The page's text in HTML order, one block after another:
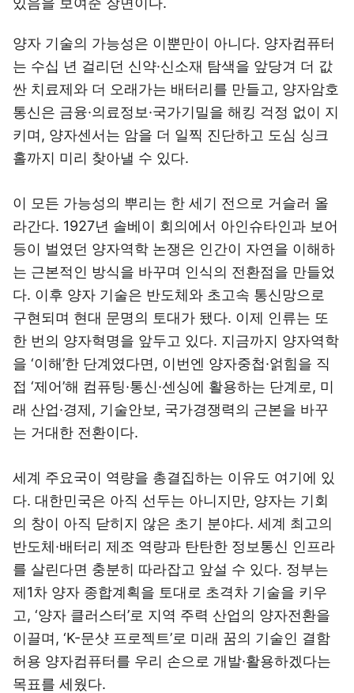
양자 기술의 가능성은 이뿐만이 아니다. 양자컴퓨터
는 수십 년 걸리던 신약·신소재 탐색을 앞당겨 더 값
싼 치료제와 더 오래가는 배터리를 만들고, 양자암호
통신은 금융·의료정보·국가기밀을 해킹 걱정 없이 지
키며, 양자센서는 암을 더 일찍 진단하고 도심 싱크
홀까지 미리 찾아낼 수 있다.
이 모든 가능성의 뿌리는 한 세기 전으로 거슬러 올
라간다. 1927년 솔베이 회의에서 아인슈타인과 보어
등이 벌였던 양자역학 논쟁은 인간이 자연을 이해하
는 근본적인 방식을 바꾸며 인식의 전환점을 만들었
다. 이후 양자 기술은 반도체와 초고속 통신망으로
구현되며 현대 문명의 토대가 됐다. 이제 인류는 또
한 번의 양자혁명을 앞두고 있다. 지금까지 양자역학
을 ‘이해’한 단계였다면, 이번엔 양자중첩·얽힘을 직
접 ‘제어’해 컴퓨팅·통신·센싱에 활용하는 단계로, 미
래 산업·경제, 기술안보, 국가경쟁력의 근본을 바꾸
는 거대한 전환이다.
세계 주요국이 역량을 총결집하는 이유도 여기에 있
다. 대한민국은 아직 선두는 아니지만, 양자는 기회
의 창이 아직 닫히지 않은 초기 분야다. 세계 최고의
반도체·배터리 제조 역량과 탄탄한 정보통신 인프라
를 살린다면 충분히 따라잡고 앞설 수 있다. 정부는
제1차 양자 종합계획을 토대로 초격차 기술을 키우
고, ‘양자 클러스터’로 지역 주력 산업의 양자전환을
이끌며, ‘K-문샷 프로젝트’로 미래 꿈의 기술인 결함
허용 양자컴퓨터를 우리 손으로 개발·활용하겠다는
목표를 세웠다.